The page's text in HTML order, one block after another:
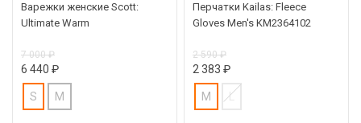
Варежки женские Scott:
Ultimate Warm
7 000 ₽
6 440 ₽
S M
Перчатки Kailas: Fleece
Gloves Men's KM2364102
2 590 ₽
2 383 ₽
M L